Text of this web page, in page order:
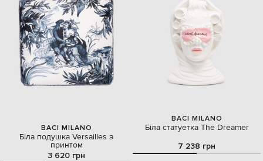
BACI MILANO
Біла подушка Versailles з
принтом
3 620 грн
BACI MILANO
Біла статуетка The Dreamer
7 238 грн